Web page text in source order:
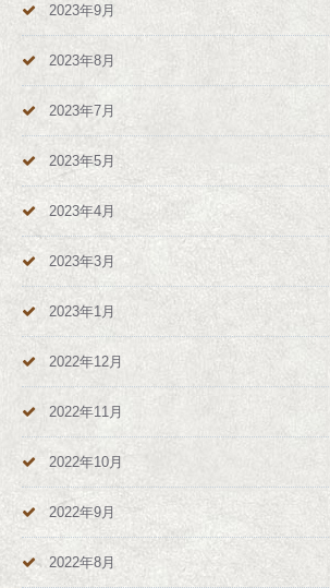
2023年9月
2023年8月
2023年7月
2023年5月
2023年4月
2023年3月
2023年1月
2022年12月
2022年11月
2022年10月
2022年9月
2022年8月